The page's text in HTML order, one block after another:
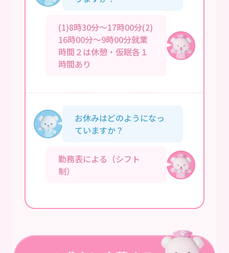
(1)8時30分～17時00分(2)
16時00分～9時00分就業
時間２は休憩・仮眠各１
時間あり
お休みはどのようになっ
ていますか？
勤務表による（シフト
制）